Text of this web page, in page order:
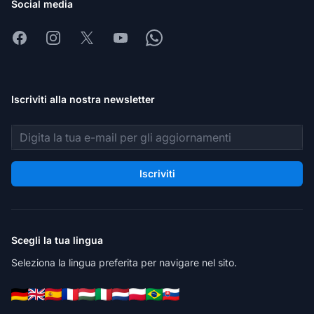
Social media
FacebookInstagram
X YoutubeWhatsapp
Iscriviti alla nostra newsletter
Indirizzo email
Iscriviti
Scegli la tua lingua
Seleziona la lingua preferita per navigare nel sito.